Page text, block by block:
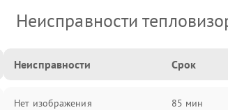
Неисправности
Неисправности Срок
Нет изображения 85 мин